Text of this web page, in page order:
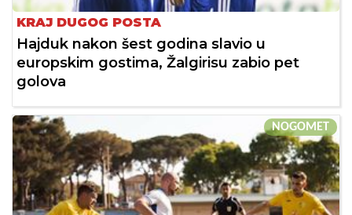
KRAJ DUGOG POSTA
Hajduk nakon šest godina slavio u
europskim gostima, Žalgirisu zabio pet
golova
NOGOMET